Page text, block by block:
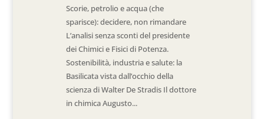
Scorie, petrolio e acqua (che
sparisce): decidere, non rimandare
L’analisi senza sconti del presidente
dei Chimici e Fisici di Potenza.
Sostenibilità, industria e salute: la
Basilicata vista dall’occhio della
scienza di Walter De Stradis Il dottore
in chimica Augusto...